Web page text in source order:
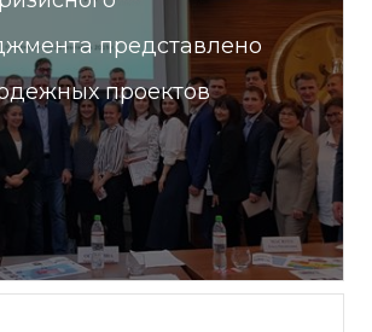
представлено
проектов